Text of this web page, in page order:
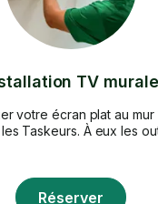
TV murale
votre écran plat au mur
Taskeurs. À eux les
Réserver